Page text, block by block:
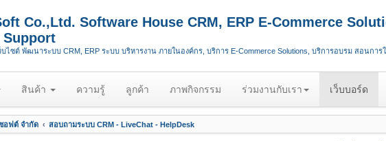
Co.,Ltd. Software House CRM, ERP E-Commerce
Support
บไซต์ พัฒนาระบบ CRM, ERP ระบบ บริหารงาน ภายในองค์กร, บริการ E-Commerce Solutions, บริการอบรม สอนการ
สินค้า ความรู้ ลูกค้า ภาพกิจกรรม ร่วมงานกับเรา เว็บบอร์ด
อฟต์ จำกัด สอบถามระบบ CRM - LiveChat - HelpDesk